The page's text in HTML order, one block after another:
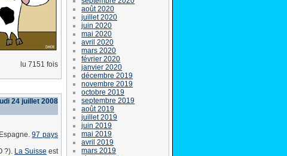
lu 7151 fois
24 juillet 2008
97 pays
?). La Suisse est
août 2020
juillet 2020
juin 2020
mai 2020
avril 2020
mars 2020
février 2020
janvier 2020
décembre 2019
novembre 2019
octobre 2019
septembre 2019
août 2019
juillet 2019
juin 2019
mai 2019
avril 2019
mars 2019